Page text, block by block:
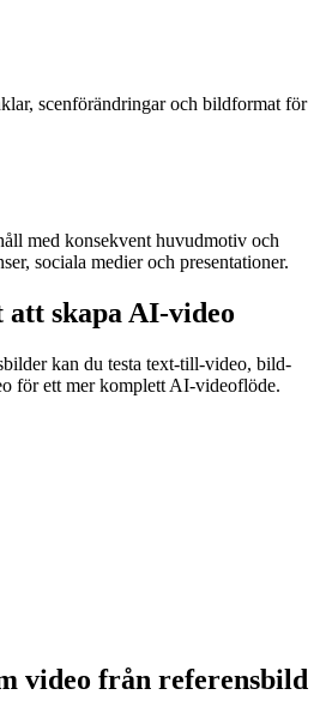
scenförändringar och bildformat för
med konsekvent huvudmotiv och
sociala medier och presentationer.
skapa AI-video
kan du testa text-till-video, bild-
för ett mer komplett AI-videoflöde.
video från referensbild